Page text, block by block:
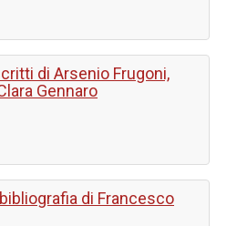
di Arsenio Frugoni,
Gennaro
di Francesco